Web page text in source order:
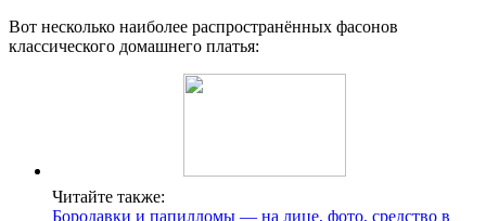
Вот несколько наиболее распространённых фасонов
классического домашнего платья:
Читайте также:
Бородавки и папилломы — на лице, фото, средство в